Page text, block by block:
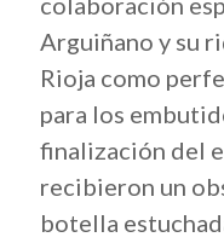
Arguiñano y su
Rioja como
para los
finalización del
recibieron un
botella